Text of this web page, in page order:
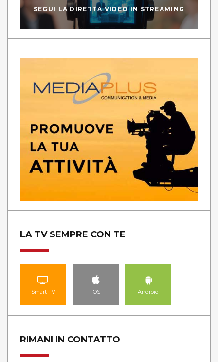
SEGUI LA DIRETTA VIDEO IN STREAMING
LA TV SEMPRE CON TE
Smart TV IOS Android
RIMANI IN CONTATTO